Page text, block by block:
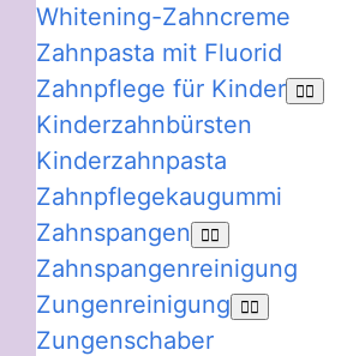
Whitening-Zahncreme
Zahnpasta mit Fluorid
Zahnpflege für Kinder
Kinderzahnbürsten
Kinderzahnpasta
Zahnpflegekaugummi
Zahnspangen
Zahnspangenreinigung
Zungenreinigung
Zungenschaber